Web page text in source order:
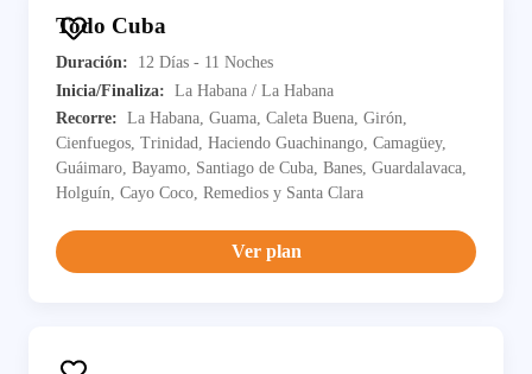
Todo Cuba
Duración:
12 Días - 11 Noches
Inicia/Finaliza: La Habana / La Habana
Recorre: La Habana, Guama, Caleta Buena, Girón,
Cienfuegos, Trinidad, Haciendo Guachinango, Camagüey,
Guáimaro, Bayamo, Santiago de Cuba, Banes, Guardalavaca,
Holguín, Cayo Coco, Remedios y Santa Clara
Ver plan